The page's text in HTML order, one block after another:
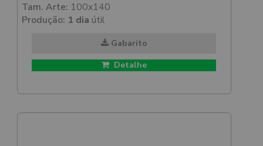
Tam. Arte: 100x140
Produção: 1 dia útil
Gabarito
Detalhe